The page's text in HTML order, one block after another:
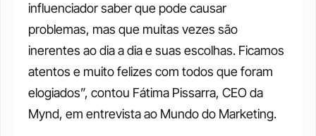
influenciador saber que pode causar
problemas, mas que muitas vezes são
inerentes ao dia a dia e suas escolhas. Ficamos
atentos e muito felizes com todos que foram
elogiados”, contou Fátima Pissarra, CEO da
Mynd, em entrevista ao Mundo do Marketing.